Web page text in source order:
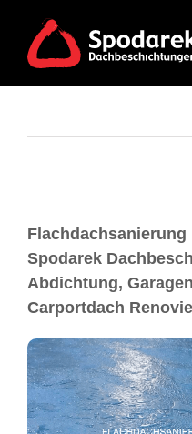
Spodarek
Abdichtung,
Carportdach